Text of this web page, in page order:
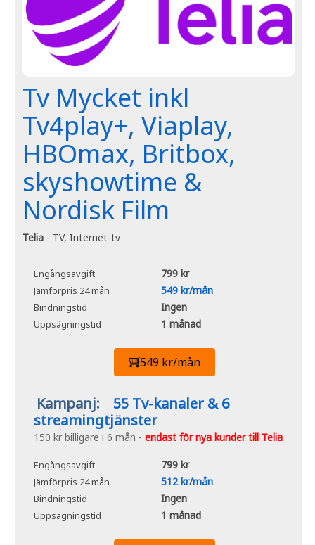
Tv Mycket inkl
Tv4play+, Viaplay,
HBOmax, Britbox,
skyshowtime &
Nordisk Film
Telia - TV, Internet-tv
Engångsavgift 799 kr
Jämförpris 24 mån 549 kr/mån
Bindningstid Ingen
Uppsägningstid 1 månad
549 kr/mån
Kampanj:
55 Tv-kanaler & 6
streamingtjänster
150 kr billigare i 6 mån - endast för nya kunder till Telia
Engångsavgift 799 kr
Jämförpris 24 mån 512 kr/mån
Bindningstid Ingen
Uppsägningstid 1 månad